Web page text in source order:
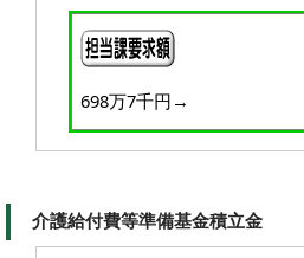
698万7千円→
介護給付費等準備基金積立金